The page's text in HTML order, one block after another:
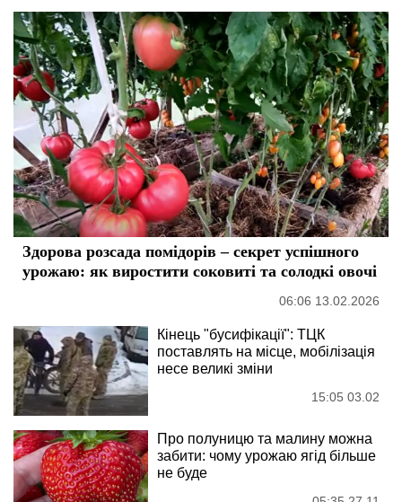
Здорова розсада помідорів – секрет успішного
урожаю: як виростити соковиті та солодкі овочі
06:06 13.02.2026
Кінець "бусифікації": ТЦК
поставлять на місце, мобілізація
несе великі зміни
15:05 03.02
Про полуницю та малину можна
забити: чому урожаю ягід більше
не буде